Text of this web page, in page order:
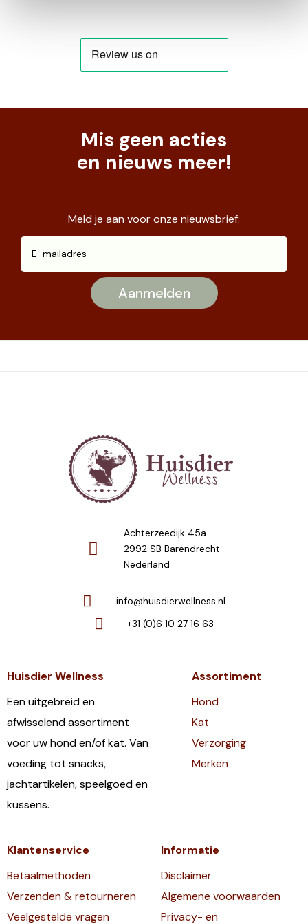
Mis geen acties
en nieuws meer!
Meld je aan voor onze nieuwsbrief:
Achterzeedijk 45a
2992 SB Barendrecht
Nederland
info@huisdierwellness.nl
+31 (0)6 10 27 16 63
Huisdier Wellness
Een uitgebreid en
afwisselend assortiment
voor uw hond en/of kat. Van
voeding tot snacks,
jachtartikelen, speelgoed en
kussens.
Assortiment
Hond
Kat
Verzorging
Merken
Klantenservice
Betaalmethoden
Verzenden & retourneren
Veelgestelde vragen
Informatie
Disclaimer
Algemene voorwaarden
Privacy- en